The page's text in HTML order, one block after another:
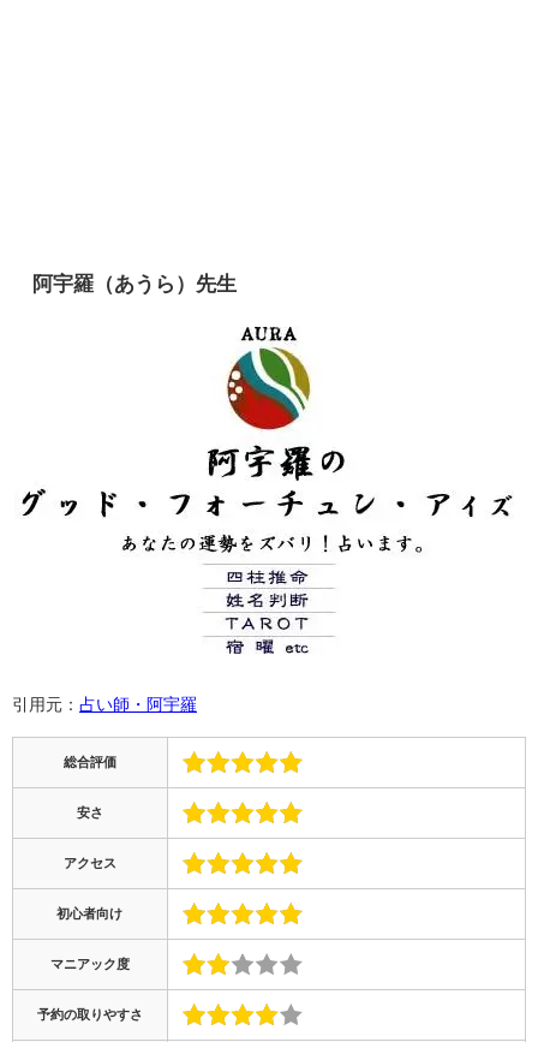
阿宇羅（あうら）先生
引用元： 占い師・阿宇羅
総合評価
安さ
アクセス
初心者向け
マニアック度
予約の取りやすさ